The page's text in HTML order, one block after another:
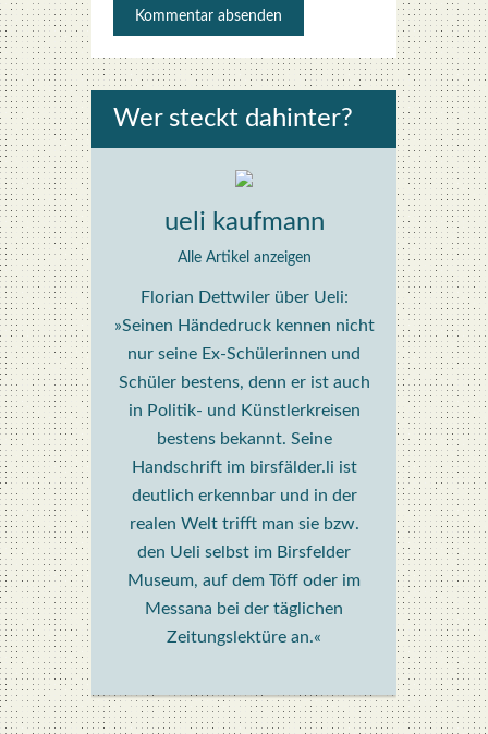
Wer steckt dahin­ter?
ueli kaufmann
Alle Artikel anzeigen
Florian Dettwiler über Ueli:
»Seinen Händedruck kennen nicht
nur seine Ex-Schülerinnen und
Schüler bestens, denn er ist auch
in Politik- und Künstlerkreisen
bestens bekannt. Seine
Handschrift im birsfälder.li ist
deutlich erkennbar und in der
realen Welt trifft man sie bzw.
den Ueli selbst im Birsfelder
Museum, auf dem Töff oder im
Messana bei der täglichen
Zeitungslektüre an.«